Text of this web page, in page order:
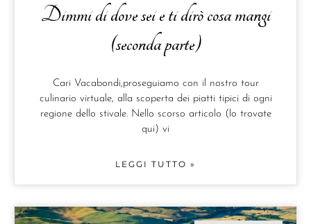
Dimmi di dove sei e ti dirò cosa mangi
(seconda parte)
Cari Vacabondi,proseguiamo con il nostro tour
culinario virtuale, alla scoperta dei piatti tipici di ogni
regione dello stivale. Nello scorso articolo (lo trovate
qui) vi
LEGGI TUTTO »